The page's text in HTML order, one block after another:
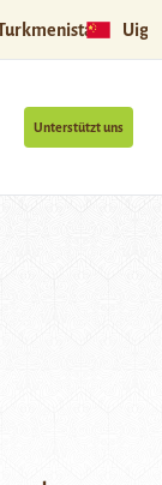
Unterstützt uns